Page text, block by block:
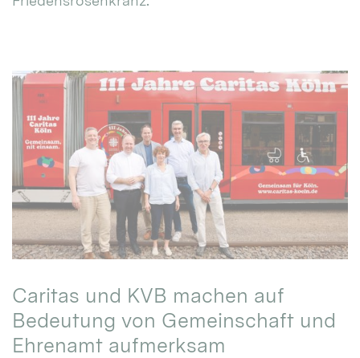
Caritas und KVB machen auf
Bedeutung von Gemeinschaft und
Ehrenamt aufmerksam